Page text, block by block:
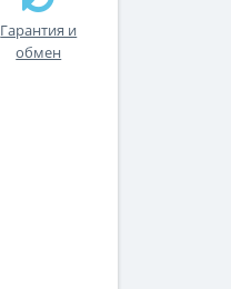
Гарантия и
обмен